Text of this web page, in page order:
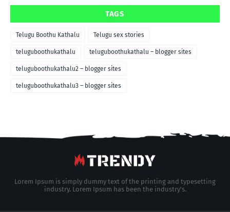
TAGS
Telugu Boothu Kathalu Telugu sex stories
teluguboothukathalu teluguboothukathalu – blogger sites
teluguboothukathalu2 – blogger sites
teluguboothukathalu3 – blogger sites
Lorem Ipsum is simply dummy text of the printing and typesetting
industry. Lorem Ipsum has been the industry's.